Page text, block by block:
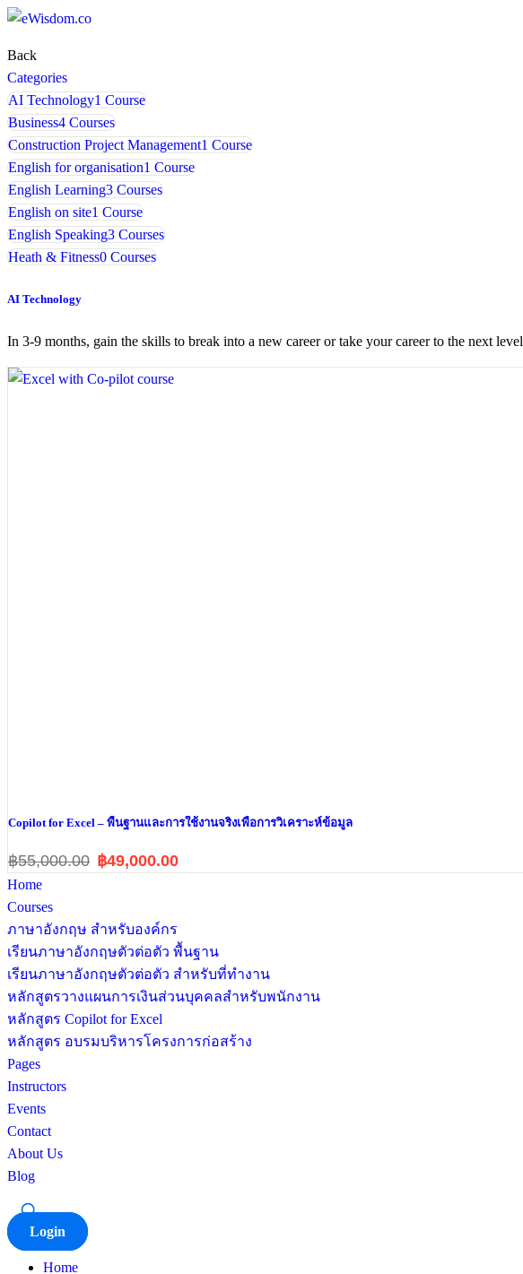
Back
Categories
AI Technology1 Course
Business4 Courses
Construction Project Management1 Course
English for organisation1 Course
English Learning3 Courses
English on site1 Course
English Speaking3 Courses
Heath & Fitness0 Courses
AI Technology
In 3-9 months, gain the skills to break into a new career or take your career to the next level
Copilot for Excel – พื้นฐานและการใช้งานจริงเพื่อการวิเคราะห์ข้อมูล
฿55,000.00 ฿49,000.00
Home
Courses
ภาษาอังกฤษ สำหรับองค์กร
เรียนภาษาอังกฤษตัวต่อตัว พื้นฐาน
เรียนภาษาอังกฤษตัวต่อตัว สำหรับที่ทำงาน
หลักสูตรวางแผนการเงินส่วนบุคคลสำหรับพนักงาน
หลักสูตร Copilot for Excel
หลักสูตร อบรมบริหารโครงการก่อสร้าง
Pages
Instructors
Events
Contact
About Us
Blog
Login
Home